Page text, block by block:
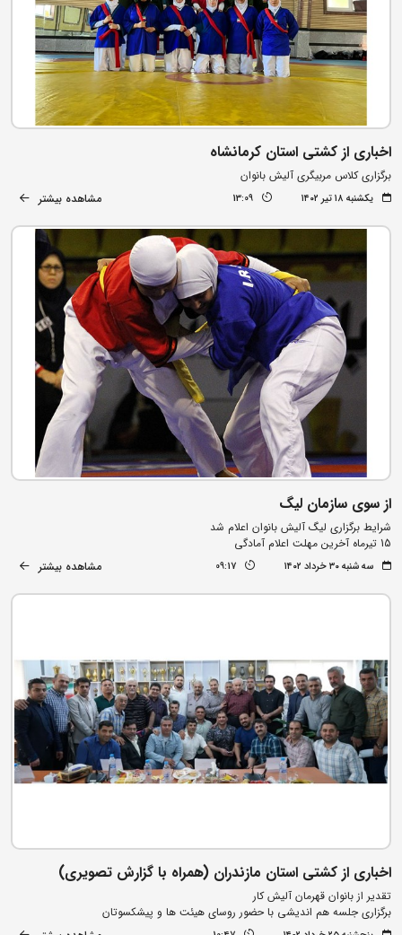
اخباری از کشتی استان کرمانشاه
برگزاری کلاس مربیگری آلیش بانوان
یکشنبه ۱۸ تیر ۱۴۰۲ 13:09 مشاهده بیشتر
از سوی سازمان لیگ
شرایط برگزاری لیگ آلیش بانوان اعلام شد
15 تیرماه آخرین مهلت اعلام آمادگی
سه شنبه ۳۰ خرداد ۱۴۰۲ 09:17 مشاهده بیشتر
اخباری از کشتی استان مازندران (همراه با گزارش تصویری)
تقدیر از بانوان قهرمان آلیش کار
برگزاری جلسه هم اندیشی با حضور روسای هیئت ها و پیشکسوتان